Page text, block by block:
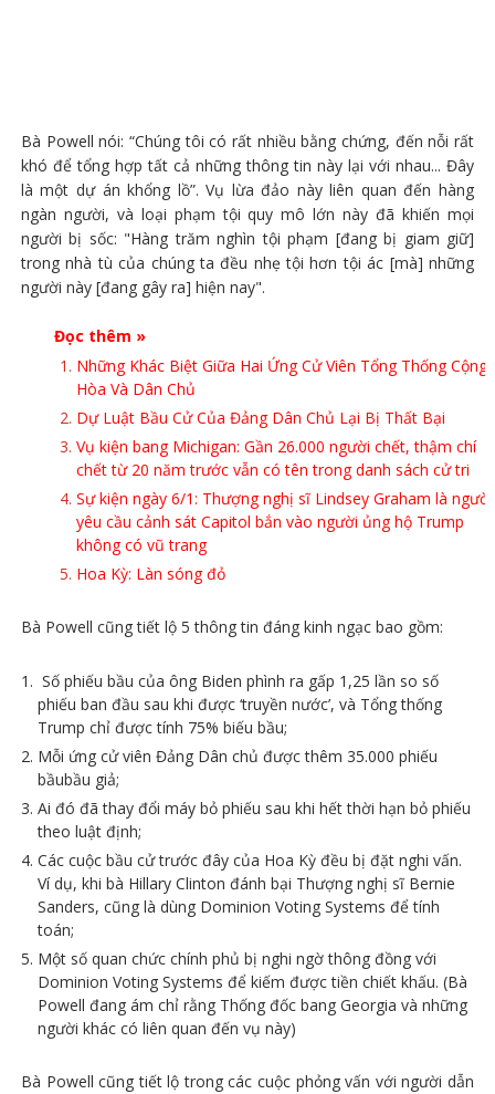
Bà Powell nói: “Chúng tôi có rất nhiều bằng chứng, đến nỗi rất
khó để tổng hợp tất cả những thông tin này lại với nhau... Đây
là một dự án khổng lồ”. Vụ lừa đảo này liên quan đến hàng
ngàn người, và loại phạm tội quy mô lớn này đã khiến mọi
người bị sốc: "Hàng trăm nghìn tội phạm [đang bị giam giữ]
trong nhà tù của chúng ta đều nhẹ tội hơn tội ác [mà] những
người này [đang gây ra] hiện nay".
Đọc thêm »
Những Khác Biệt Giữa Hai Ứng Cử Viên Tổng Thống Cộng
Hòa Và Dân Chủ
Dự Luật Bầu Cử Của Đảng Dân Chủ Lại Bị Thất Bại
Vụ kiện bang Michigan: Gần 26.000 người chết, thậm chí
chết từ 20 năm trước vẫn có tên trong danh sách cử tri
Sự kiện ngày 6/1: Thượng nghị sĩ Lindsey Graham là người
yêu cầu cảnh sát Capitol bắn vào người ủng hộ Trump
không có vũ trang
Hoa Kỳ: Làn sóng đỏ
Bà Powell cũng tiết lộ 5 thông tin đáng kinh ngạc bao gồm:
Số phiếu bầu của ông Biden phình ra gấp 1,25 lần so số
phiếu ban đầu sau khi được ‘truyền nước’, và Tổng thống
Trump chỉ được tính 75% biếu bầu;
Mỗi ứng cử viên Đảng Dân chủ được thêm 35.000 phiếu
bầubầu giả;
Ai đó đã thay đổi máy bỏ phiếu sau khi hết thời hạn bỏ phiếu
theo luật định;
Các cuộc bầu cử trước đây của Hoa Kỳ đều bị đặt nghi vấn.
Ví dụ, khi bà Hillary Clinton đánh bại Thượng nghị sĩ Bernie
Sanders, cũng là dùng Dominion Voting Systems để tính
toán;
Một số quan chức chính phủ bị nghi ngờ thông đồng với
Dominion Voting Systems để kiếm được tiền chiết khấu. (Bà
Powell đang ám chỉ rằng Thống đốc bang Georgia và những
người khác có liên quan đến vụ này)
Bà Powell cũng tiết lộ trong các cuộc phỏng vấn với người dẫn